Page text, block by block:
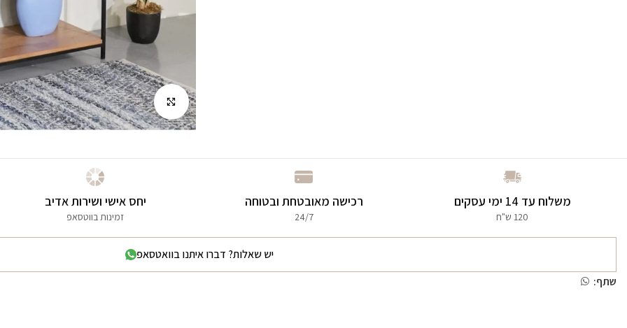
לחץ להגדלה
משלוח עד 14 ימי עסקים
120 ש"ח
רכישה מאובטחת ובטוחה
24/7
יחס אישי ושירות אדיב
זמינות בווטסאפ
יש שאלות? דברו איתנו בוואטסאפ
שתף: